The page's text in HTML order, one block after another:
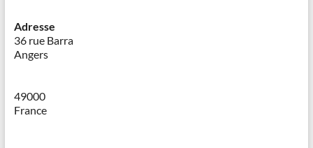
Cazeneuve
Adresse
36 rue Barra
Angers
49000
France